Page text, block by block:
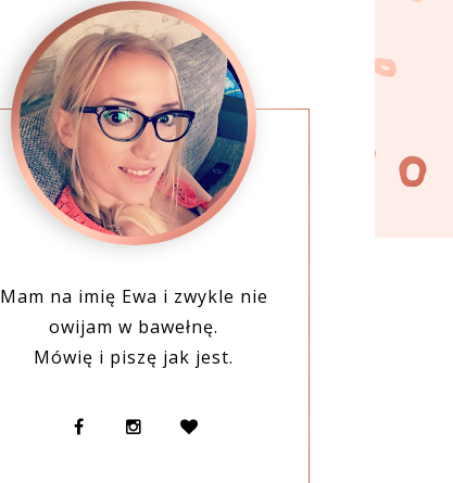
Mam na imię Ewa i zwykle nie
owijam w bawełnę.
Mówię i piszę jak jest.